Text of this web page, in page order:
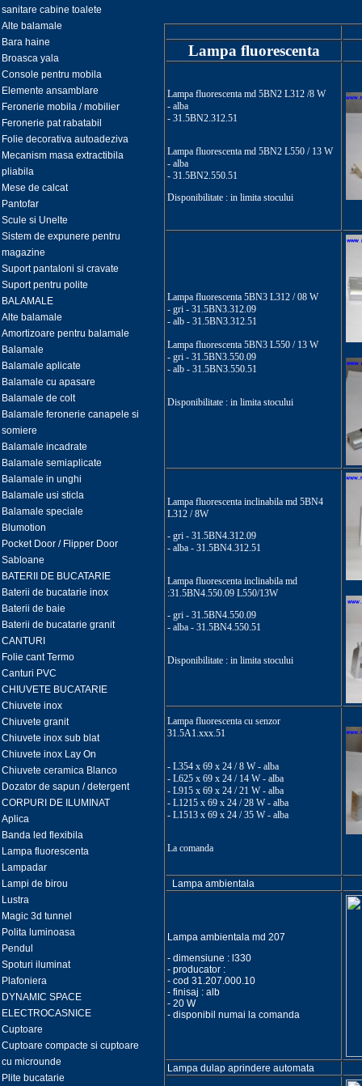
sanitare cabine toalete
Alte balamale
Bara haine
Broasca yala
Console pentru mobila
Elemente ansamblare
Feronerie mobila / mobilier
Feronerie pat rabatabil
Folie decorativa autoadeziva
Mecanism masa extractibila
pliabila
Mese de calcat
Pantofar
Scule si Unelte
Sistem de expunere pentru
magazine
Suport pantaloni si cravate
Suport pentru polite
BALAMALE
Alte balamale
Amortizoare pentru balamale
Balamale
Balamale aplicate
Balamale cu apasare
Balamale de colt
Balamale feronerie canapele si
somiere
Balamale incadrate
Balamale semiaplicate
Balamale in unghi
Balamale usi sticla
Balamale speciale
Blumotion
Pocket Door / Flipper Door
Sabloane
BATERII DE BUCATARIE
Baterii de bucatarie inox
Baterii de baie
Baterii de bucatarie granit
CANTURI
Folie cant Termo
Canturi PVC
CHIUVETE BUCATARIE
Chiuvete inox
Chiuvete granit
Chiuvete inox sub blat
Chiuvete inox Lay On
Chiuvete ceramica Blanco
Dozator de sapun / detergent
CORPURI DE ILUMINAT
Aplica
Banda led flexibila
Lampa fluorescenta
Lampadar
Lampi de birou
Lustra
Magic 3d tunnel
Polita luminoasa
Pendul
Spoturi iluminat
Plafoniera
DYNAMIC SPACE
ELECTROCASNICE
Cuptoare
Cuptoare compacte si cuptoare
cu microunde
Plite bucatarie
Lampa fluorescenta
Lampa fluorescenta md 5BN2 L312 /8 W
- alba
- 31.5BN2.312.51
Lampa fluorescenta md 5BN2 L550 / 13 W
- alba
- 31.5BN2.550.51
Disponibilitate : in limita stocului
Lampa fluorescenta 5BN3 L312 / 08 W
- gri - 31.5BN3.312.09
- alb - 31.5BN3.312.51
Lampa fluorescenta 5BN3 L550 / 13 W
- gri - 31.5BN3.550.09
- alb - 31.5BN3.550.51
Disponibilitate : in limita stocului
Lampa fluorescenta inclinabila md 5BN4
L312 / 8W
- gri - 31.5BN4.312.09
- alba - 31.5BN4.312.51
Lampa fluorescenta inclinabila md
:31.5BN4.550.09 L550/13W
- gri - 31.5BN4.550.09
- alba - 31.5BN4.550.51
Disponibilitate : in limita stocului
Lampa fluorescenta cu senzor
31.5A1.xxx.51
- L354 x 69 x 24 / 8 W - alba
- L625 x 69 x 24 / 14 W - alba
- L915 x 69 x 24 / 21 W - alba
- L1215 x 69 x 24 / 28 W - alba
- L1513 x 69 x 24 / 35 W - alba
La comanda
Lampa ambientala
Lampa ambientala md 207
- dimensiune : l330
- producator :
- cod 31.207.000.10
- finisaj : alb
- 20 W
- disponibil numai la comanda
Lampa dulap aprindere automata